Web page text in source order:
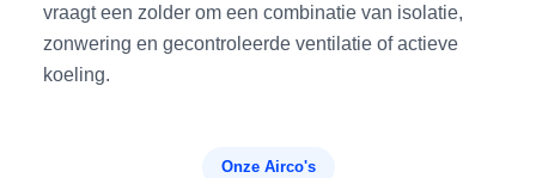
vraagt een zolder om een combinatie van isolatie,
zonwering en gecontroleerde ventilatie of actieve
koeling.
Onze Airco's